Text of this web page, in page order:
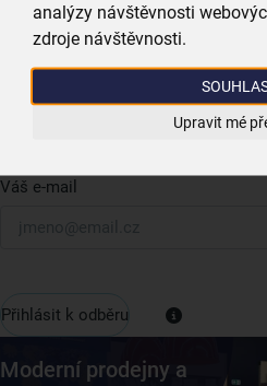
analýzy návštěvnosti
zdroje návštěvnosti.
Upravit mé
Nabídka
Přihlaste se k odběru našeho newsletteru.
U nás vždy najdete
Váš e-mail
Přihlásit k odběru
Moderní prodejny a